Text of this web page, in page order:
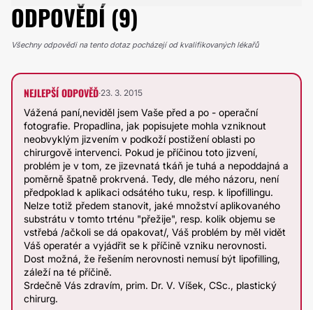
ODPOVĚDÍ (9)
Všechny odpovědi na tento dotaz pocházejí od kvalifikovaných lékařů
NEJLEPŠÍ ODPOVĚĎ·23. 3. 2015
Vážená paní,neviděl jsem Vaše před a po - operační
fotografie. Propadlina, jak popisujete mohla vzniknout
neobvyklým jizvením v podkoží postižení oblasti po
chirurgově intervenci. Pokud je příčinou toto jizvení,
problém je v tom, ze jizevnatá tkáň je tuhá a nepoddajná a
poměrně špatně prokrvená. Tedy, dle mého názoru, není
předpoklad k aplikaci odsátého tuku, resp. k lipofillingu.
Nelze totiž předem stanovit, jaké množství aplikovaného
substrátu v tomto trténu "přežije", resp. kolik objemu se
vstřebá /ačkoli se dá opakovat/, Váš problém by měl vidět
Váš operatér a vyjádřit se k příčině vzniku nerovnosti.
Dost možná, že řešením nerovnosti nemusí být lipofilling,
záleží na té příčině.
Srdečně Vás zdravím, prim. Dr. V. Víšek, CSc., plastický
chirurg.